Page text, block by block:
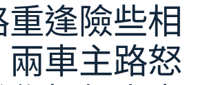
逢險些相
兩車主路怒